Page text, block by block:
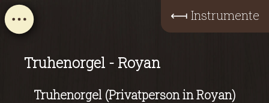
⟻ Instrumente
Truhenorgel - Royan
Truhenorgel (Privatperson in Royan)